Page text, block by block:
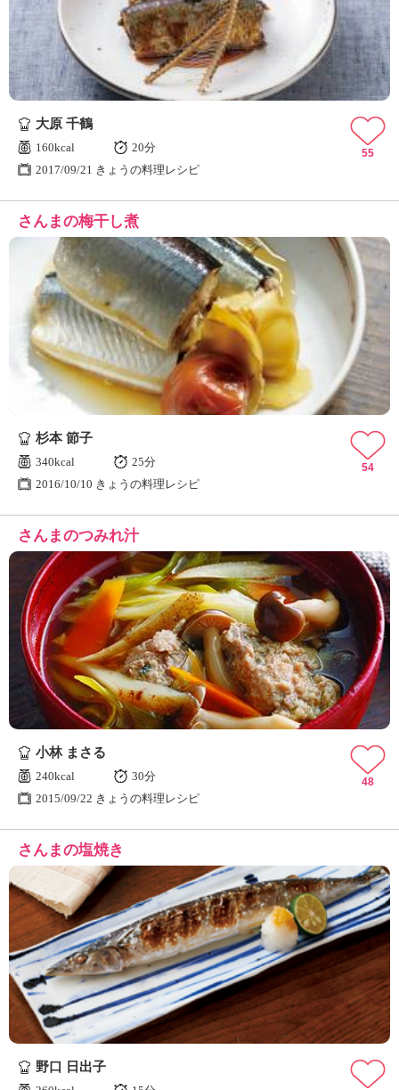
大原 千鶴
160kcal
20分
2017/09/21 きょうの料理レシピ
55
さんまの梅干し煮
杉本 節子
340kcal
25分
2016/10/10 きょうの料理レシピ
54
さんまのつみれ汁
小林 まさる
240kcal
30分
2015/09/22 きょうの料理レシピ
48
さんまの塩焼き
野口 日出子